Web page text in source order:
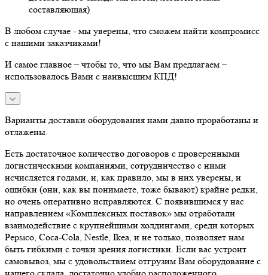
составляющая)
В любом случае - мы уверены, что сможем найти компромисс
с нашими заказчиками!
И самое главное – чтобы то, что мы Вам предлагаем –
использовалось Вами с наивысшим КПД!
Варианты доставки оборудования нами давно проработаны и
отлажены.
Есть достаточное количество договоров с проверенными
логистическими компаниями, сотрудничество с ними
исчисляется годами, и, как правило, мы в них уверены, и
ошибки (они, как вы понимаете, тоже бывают) крайне редки,
но очень оперативно исправляются. С появившимся у нас
направлением «Комплексных поставок» мы отработали
взаимодействие с крупнейшими холдингами, среди которых
Pepsico, Coca-Cola, Nestle, Ikea, и не только, позволяет нам
быть гибкими с точки зрения логистики. Если вас устроит
самовывоз, мы с удовольствием отгрузим Вам оборудование с